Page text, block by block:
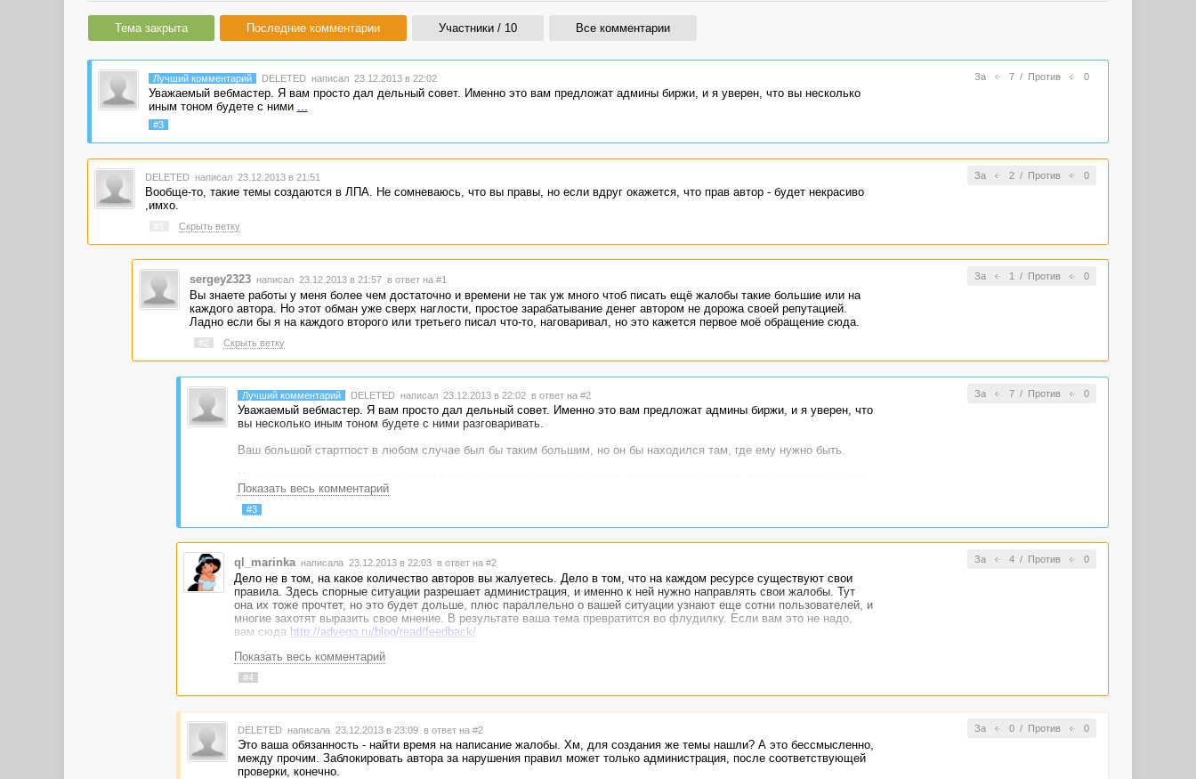
Тема закрыта Последние комментарии Участники / 10 Все комментарии
За 7/ Против 0
Лучший комментарий DELETED написал 23.12.2013 в 22:02
Уважаемый вебмастер. Я вам просто дал дельный совет. Именно это вам предложат админы биржи, и я уверен, что вы несколько
иным тоном будете с ними ...
#3
За 2/ Против 0
DELETED написал 23.12.2013 в 21:51
Вообще-то, такие темы создаются в ЛПА. Не сомневаюсь, что вы правы, но если вдруг окажется, что прав автор - будет некрасиво
,имхо.
Скрыть ветку
За 1 / Против 0
sergey2323 написал 23.12.2013 в 21:57 в ответ на #1
Вы знаете работы у меня более чем достаточно и времени не так уж много чтоб писать ещё жалобы такие большие или на
каждого автора. Но этот обман уже сверх наглости, простое зарабатывание денег автором не дорожа своей репутацией.
Ладно если бы я на каждого второго или третьего писал что-то, наговаривал, но это кажется первое моё обращение сюда.
#2 Скрыть ветку
За 7/ Против 0
Лучший комментарий DELETED написал 23.12.2013 в 22:02 в ответ на #2
Уважаемый вебмастер. Я вам просто дал дельный совет. Именно это вам предложат админы биржи, и я уверен, что
вы несколько иным тоном будете с ними разговаривать.
Ваш большой стартпост в любом случае был бы таким большим, но он бы находился там, где ему нужно быть.
это не тронет.
Я всего лишь дал вам совет!
ЗЫ Не рекомендую козырять здесь объемами своей работы. Вы не знаете, сколько работы у собеседника, а значит
это - вообще не аргумент. И кстати, чисто по-человечески, я на вашей стороне. Не терплю мошенников.
Показать весь комментарий
#3
За 4/ Против 0
ql_marinka написала 23.12.2013 в 22:03 в ответ на #2
Дело не в том, на какое количество авторов вы жалуетесь. Дело в том, что на каждом ресурсе существуют свои
правила. Здесь спорные ситуации разрешает администрация, и именно к ней нужно направлять свои жалобы. Тут
она их тоже прочтет, но это будет дольше, плюс параллельно о вашей ситуации узнают еще сотни пользователей, и
многие захотят выразить свое мнение. В результате ваша тема превратится во флудилку. Если вам это не надо,
вам сюда http://advego.ru/blog/read/feedback/
Показать весь комментарий
#4
За 0/ Против 0
DELETED написала 23.12.2013 в 23:09 в ответ на #2
Это ваша обязанность - найти время на написание жалобы. Хм, для создания же темы нашли? А это бессмысленно,
между прочим. Заблокировать автора за нарушения правил может только администрация, после соответствующей
проверки, конечно.